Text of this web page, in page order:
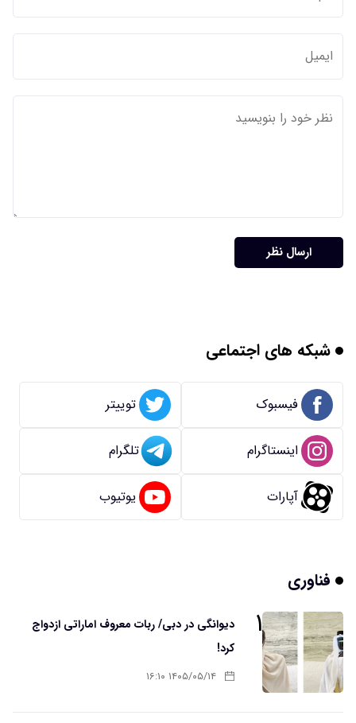
ارسال نظر
شبکه های اجتماعی
فیسبوک توییتر
اینستاگرام تلگرام
آپارات یوتیوب
فناوری
۱
دیوانگی در دبی/ ربات معروف اماراتی ازدواج
کرد!
۱۴۰۵/۰۵/۱۴ ۱۶:۱۰